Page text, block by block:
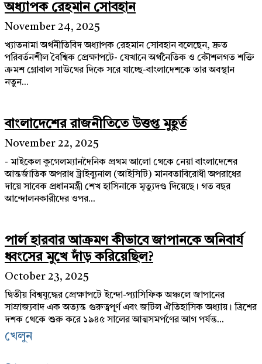
অধ্যাপক রেহমান সোবহান
November 24, 2025
খ্যাতনামা অর্থনীতিবিদ অধ্যাপক রেহমান সোবহান বলেছেন, দ্রুত
পরিবর্তনশীল বৈশ্বিক প্রেক্ষাপটে- যেখানে অর্থনৈতিক ও কৌশলগত শক্তি
ক্রমশ গ্লোবাল সাউথের দিকে সরে যাচ্ছে-বাংলাদেশকে তার অবস্থান
নতুন...
বাংলাদেশের রাজনীতিতে উত্তপ্ত মুহূর্ত
November 22, 2025
- মাইকেল কুগেলম্যানদৈনিক প্রথম আলো থেকে নেয়া বাংলাদেশের
আন্তর্জাতিক অপরাধ ট্রাইব্যুনাল (আইসিটি) মানবতাবিরোধী অপরাধের
দায়ে সাবেক প্রধানমন্ত্রী শেখ হাসিনাকে মৃত্যুদণ্ড দিয়েছে। গত বছর
আন্দোলনকারীদের ওপর...
পার্ল হারবার আক্রমণ কীভাবে জাপানকে অনিবার্য
ধ্বংসের মুখে দাঁড় করিয়েছিল?
October 23, 2025
দ্বিতীয় বিশ্বযুদ্ধের প্রেক্ষাপটে ইন্দো-প্যাসিফিক অঞ্চলে জাপানের
সাম্রাজ্যবাদ এক অত্যন্ত গুরুত্বপূর্ণ এবং জটিল ঐতিহাসিক অধ্যায়। ত্রিশের
দশক থেকে শুরু করে ১৯৪৫ সালের আত্মসমর্পণের আগ পর্যন্ত...
খেলুন